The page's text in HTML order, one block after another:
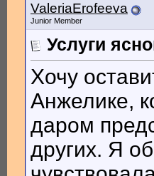
ValeriaErofeeva
Junior Member
Услуги
Хочу
Анжелике,
даром
других. Я